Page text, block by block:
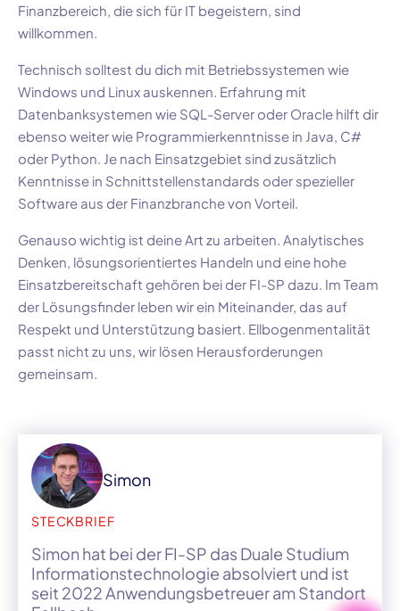
Finanzbereich, die sich für IT begeistern, sind
willkommen.
Technisch solltest du dich mit Betriebssystemen wie
Windows und Linux auskennen. Erfahrung mit
Datenbanksystemen wie SQL-Server oder Oracle hilft dir
ebenso weiter wie Programmierkenntnisse in Java, C#
oder Python. Je nach Einsatzgebiet sind zusätzlich
Kenntnisse in Schnittstellenstandards oder spezieller
Software aus der Finanzbranche von Vorteil.
Genauso wichtig ist deine Art zu arbeiten. Analytisches
Denken, lösungsorientiertes Handeln und eine hohe
Einsatzbereitschaft gehören bei der FI-SP dazu. Im Team
der Lösungsfinder leben wir ein Miteinander, das auf
Respekt und Unterstützung basiert. Ellbogenmentalität
passt nicht zu uns, wir lösen Herausforderungen
gemeinsam.
Simon
STECKBRIEF
Simon hat bei der FI-SP das Duale Studium
Informationstechnologie absolviert und ist
seit 2022 Anwendungsbetreuer am Standort